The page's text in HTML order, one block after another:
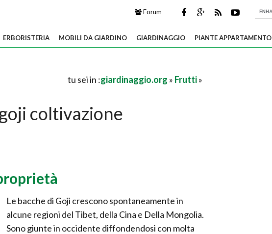
Forum
ERBORISTERIA MOBILI DA GIARDINO GIARDINAGGIO PIANTE APPARTAMENTO
tu sei in :giardinaggio.org » Frutti»
coltivazione
Le bacche di Goji crescono spontaneamente in
alcune regioni del Tibet, della Cina e Della Mongolia.
Sono giunte in occidente diffondendosi con molta